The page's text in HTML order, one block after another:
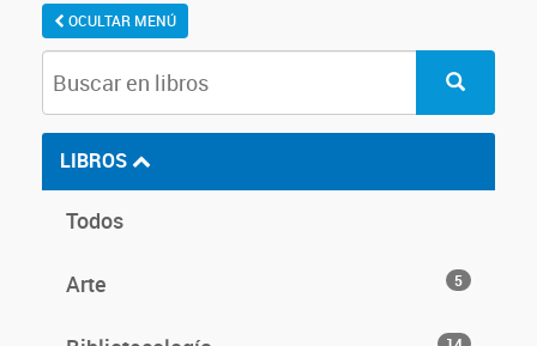
OCULTAR MENÚ
LIBROS
Todos
Arte 5